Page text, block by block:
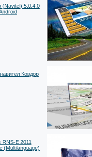
(Navitel) 5.0.4.0
Ковдор
RNS-E 2011
(Multilanguage)